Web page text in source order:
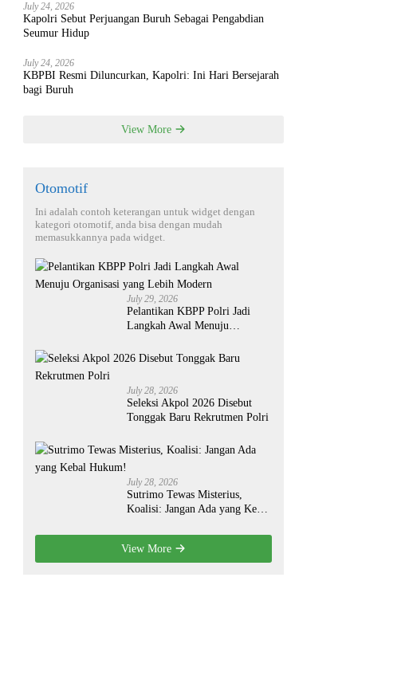
July 24, 2026
Kapolri Sebut Perjuangan Buruh Sebagai Pengabdian
Seumur Hidup
July 24, 2026
KBPBI Resmi Diluncurkan, Kapolri: Ini Hari Bersejarah
bagi Buruh
View More
Otomotif
Ini adalah contoh keterangan untuk widget dengan
kategori otomotif, anda bisa dengan mudah
memasukkannya pada widget.
July 29, 2026
Pelantikan KBPP Polri Jadi
Langkah Awal Menuju
July 28, 2026
Seleksi Akpol 2026 Disebut
Tonggak Baru Rekrutmen Polri
July 28, 2026
Sutrimo Tewas Misterius,
Koalisi: Jangan Ada yang Kebal
View More